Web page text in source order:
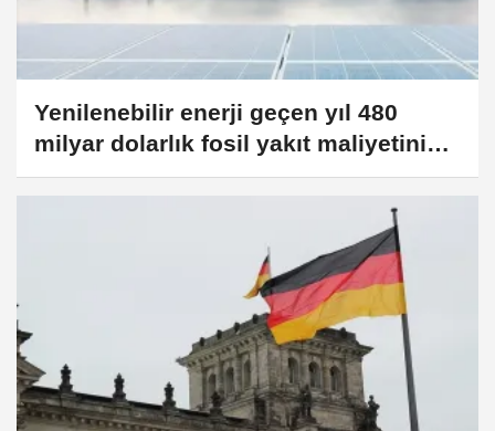
Yenilenebilir enerji geçen yıl 480
milyar dolarlık fosil yakıt maliyetinin
önüne geçti